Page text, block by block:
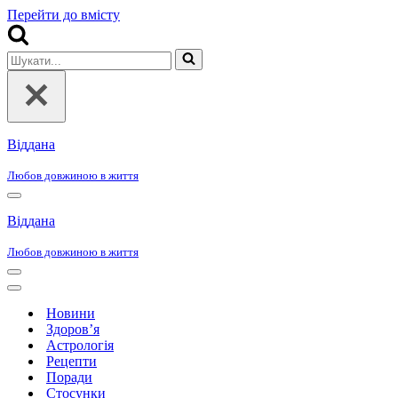
Перейти до вмісту
Шукати...
Віддана
Любов довжиною в життя
Меню
навігації
Віддана
Любов довжиною в життя
Меню
навігації
Меню
навігаціїНовини
Здоров’я
Астрологія
Рецепти
Поради
Стосунки